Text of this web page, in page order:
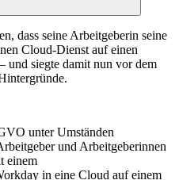
dass seine Arbeitgeberin seine
Cloud-Dienst auf einen
und siegte damit nun vor dem
unter Umständen
und Arbeitgeberinnen
einem
in eine Cloud auf einem